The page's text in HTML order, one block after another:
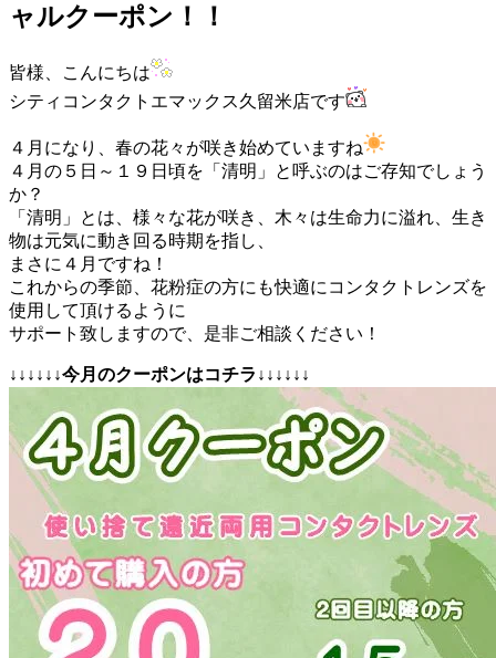
ャルクーポン！！
皆様、こんにちは
シティコンタクトエマックス久留米店です
４月になり、春の花々が咲き始めていますね
４月の５日～１９日頃を「清明」と呼ぶのはご存知でしょう
か？
「清明」とは、様々な花が咲き、木々は生命力に溢れ、生き
物は元気に動き回る時期を指し、
まさに４月ですね！
これからの季節、花粉症の方にも快適にコンタクトレンズを
使用して頂けるように
サポート致しますので、是非ご相談ください！
↓↓↓↓↓↓今月のクーポンはコチラ↓↓↓↓↓↓